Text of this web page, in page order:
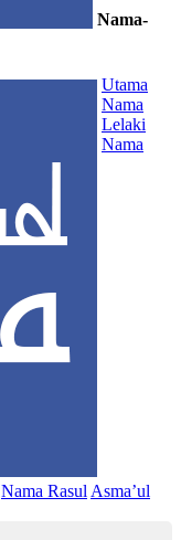
Nama-
Utama
Nama
Lelaki
Nama
Nama Rasul Asma’ul